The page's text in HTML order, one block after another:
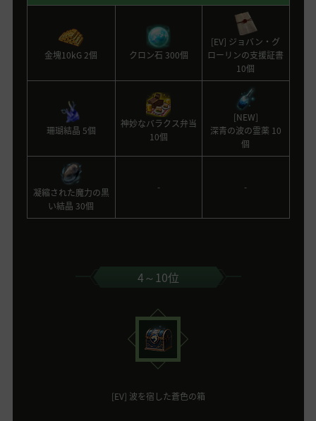
金塊10kG 2個 クロン石 300個
[EV] ジョバン・グ
ローリンの支援証書
10個
珊瑚結晶 5個
神妙なバラクス弁当
10個
[NEW]
深青の波の霊薬 10
個
凝縮された魔力の黒
い結晶 30個
- -
4～10位
[EV] 波を宿した蒼色の箱